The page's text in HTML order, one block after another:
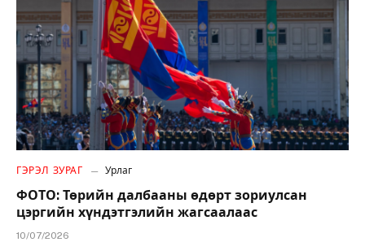
ГЭРЭЛ ЗУРАГ Урлаг
ФОТО: Төрийн далбааны өдөрт зориулсан
цэргийн хүндэтгэлийн жагсаалаас
10/07/2026